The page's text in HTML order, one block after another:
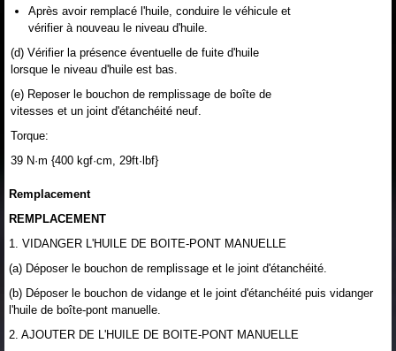
Après avoir remplacé l'huile, conduire le véhicule et
vérifier à nouveau le niveau d'huile.
(d) Vérifier la présence éventuelle de fuite d'huile
lorsque le niveau d'huile est bas.
(e) Reposer le bouchon de remplissage de boîte de
vitesses et un joint d'étanchéité neuf.
Torque:
39 N·m {400 kgf·cm, 29ft·lbf}
Remplacement
REMPLACEMENT
1. VIDANGER L'HUILE DE BOITE-PONT MANUELLE
(a) Déposer le bouchon de remplissage et le joint d'étanchéité.
(b) Déposer le bouchon de vidange et le joint d'étanchéité puis vidanger
l'huile de boîte-pont manuelle.
2. AJOUTER DE L'HUILE DE BOITE-PONT MANUELLE